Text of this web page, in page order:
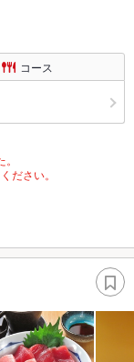
コース
ださい。